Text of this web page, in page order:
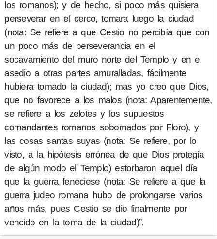
los romanos); y de hecho, si poco más quisiera
perseverar en el cerco, tomara luego la ciudad
(nota: Se refiere a que Cestio no percibía que con
un poco más de perseverancia en el
socavamiento del muro norte del Templo y en el
asedio a otras partes amuralladas, fácilmente
hubiera tomado la ciudad); mas yo creo que Dios,
que no favorece a los malos (nota: Aparentemente,
se refiere a los zelotes y los supuestos
comandantes romanos sobornados por Floro), y
las cosas santas suyas (nota: Se refiere, por lo
visto, a la hipótesis errónea de que Dios protegía
de algún modo el Templo) estorbaron aquel día
que la guerra feneciese (nota: Se refiere a que la
guerra judeo romana hubo de prolongarse varios
años más, pues Cestio se dio finalmente por
vencido en la toma de la ciudad)”.